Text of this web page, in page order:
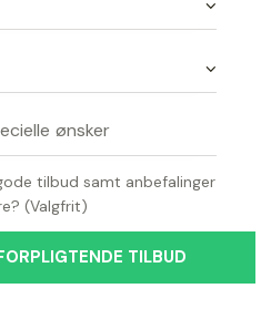
tilbud samt anbefalinger
(Valgfrit)